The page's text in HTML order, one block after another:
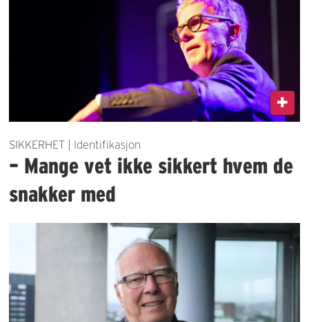
SIKKERHET | Identifikasjon
– Mange vet ikke sikkert hvem de
snakker med